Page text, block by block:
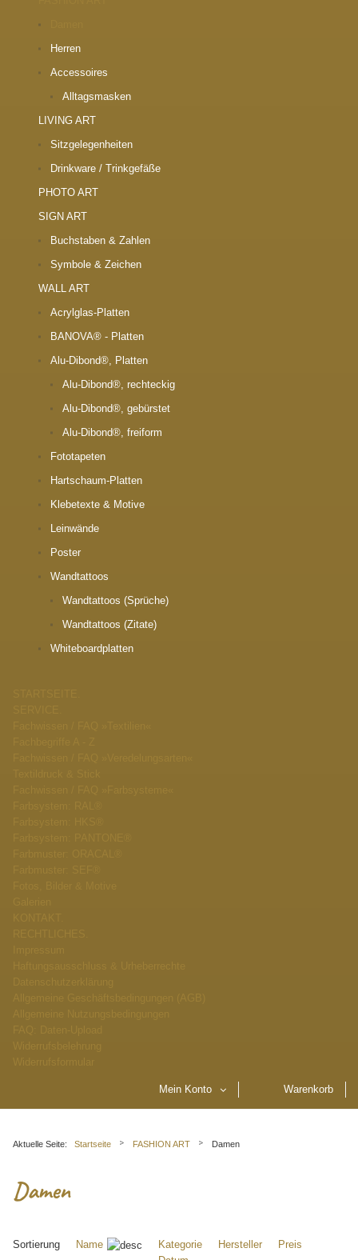
Herren
Accessoires
Alltagsmasken
LIVING ART
Sitzgelegenheiten
Drinkware / Trinkgefäße
PHOTO ART
SIGN ART
Buchstaben & Zahlen
Symbole & Zeichen
WALL ART
Acrylglas-Platten
BANOVA® - Platten
Alu-Dibond®, Platten
Alu-Dibond®, rechteckig
Alu-Dibond®, gebürstet
Alu-Dibond®, freiform
Fototapeten
Hartschaum-Platten
Klebetexte & Motive
Leinwände
Poster
Wandtattoos
Wandtattoos (Sprüche)
Wandtattoos (Zitate)
Whiteboardplatten
Mein Konto Warenkorb
Aktuelle Seite: Startseite FASHION ART Damen
Damen
Sortierung Name Kategorie Hersteller
Preis